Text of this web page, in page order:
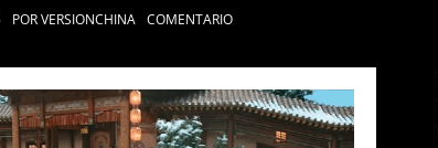
PORVERSIONCHINA COMENTARIO